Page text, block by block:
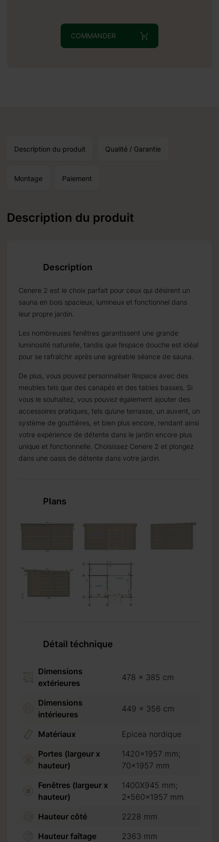
COMMANDER
Description du produit Qualité / Garantie
Montage Paiement
Description du produit
Description
Cenere 2 est le choix parfait pour ceux qui désirent un
sauna en bois spacieux, lumineux et fonctionnel dans
leur propre jardin.
Les nombreuses fenêtres garantissent une grande
luminosité naturelle, tandis que l’espace douche est idéal
pour se rafraîchir après une agréable séance de sauna.
De plus, vous pouvez personnaliser l’espace avec des
meubles tels que des canapés et des tables basses. Si
vous le souhaitez, vous pouvez également ajouter des
accessoires pratiques, tels qu’une terrasse, un auvent, un
système de gouttières, et bien plus encore, rendant ainsi
votre expérience de détente dans le jardin encore plus
unique et fonctionnelle. Choisissez Cenere 2 et plongez
dans une oasis de détente dans votre jardin.
Plans
Détail téchnique
Dimensions
extérieures
478 x 385 cm
Dimensions
intérieures
449 x 356 cm
Matériaux
Epicea nordique
Portes (largeur x
hauteur)
1420x1957 mm;
70x1957 mm
Fenêtres (largeur x
hauteur)
1400X945 mm;
2*560x1957 mm
Hauteur côté
2228 mm
Hauteur faîtage
2363 mm